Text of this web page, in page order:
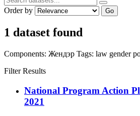
Order by Go
1 dataset found
Components: Жендэр Tags: law gender
Filter Results
National Program Action
2021